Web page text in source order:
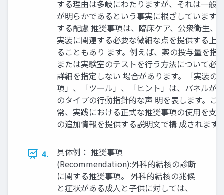
する理由は多岐にわたりますが、それは一般
が明らかであるという事実に根ざしています
する配慮 推奨事項は、臨床ケア、公衆衛生、
実装に関連する必要な微細な点を提供する上
ることもあり ます。例えば、薬の投与量を指
または実験室のテストを行う方法について必
詳細を指定しない 場合があります。「実装の
項」、「ツール」、「ヒント」は、パネルが
のタイプの行動指針的な声 明を表します。こ
常、実践における正式な推奨事項の使用を支
の追加情報を提供する説明文で構 成されます
4.
具体例： 推奨事項
(Recommendation):外科的結核の診断
に関する推奨事項。 外科的結核の兆候
と症状がある成人と子供に対しては、